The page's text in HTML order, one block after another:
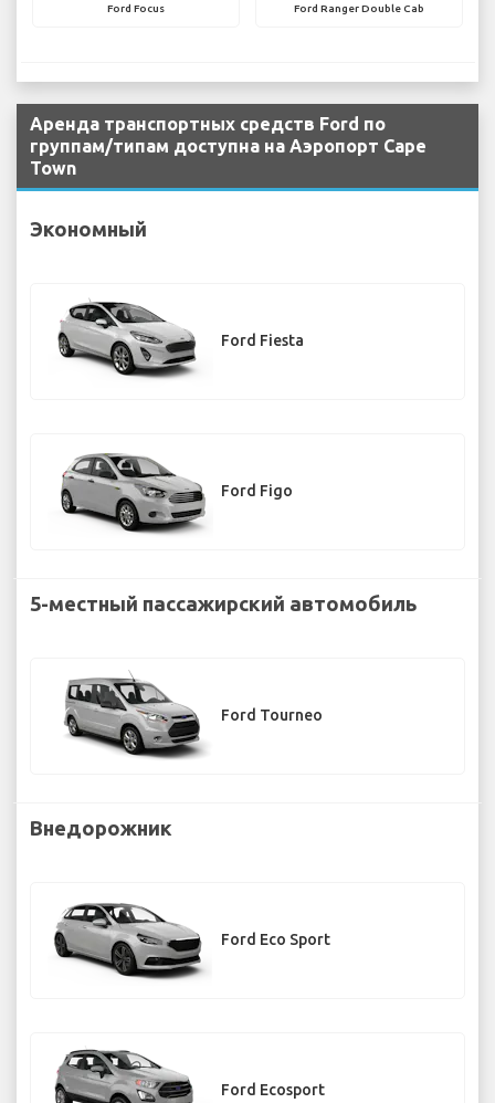
Ford Focus Ford Ranger Double Cab
Аренда транспортных средств Ford по
группам/типам доступна на Аэропорт Cape
Town
Экономный
Ford Fiesta
Ford Figo
5-местный пассажирский автомобиль
Ford Tourneo
Внедорожник
Ford Eco Sport
Ford Ecosport